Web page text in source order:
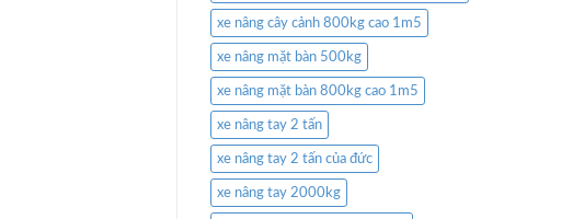
xe nâng cây cảnh 800kg cao 1m5
xe nâng mặt bàn 500kg
xe nâng mặt bàn 800kg cao 1m5
xe nâng tay 2 tấn
xe nâng tay 2 tấn của đức
xe nâng tay 2000kg